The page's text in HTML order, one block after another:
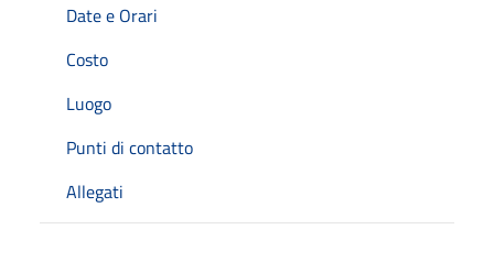
Date e Orari
Costo
Luogo
Punti di contatto
Allegati